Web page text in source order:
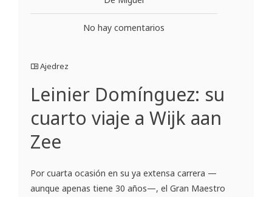
No hay comentarios
Ajedrez
Leinier Domínguez: su
cuarto viaje a Wijk aan
Zee
Por cuarta ocasión en su ya extensa carrera —
aunque apenas tiene 30 años—, el Gran Maestro